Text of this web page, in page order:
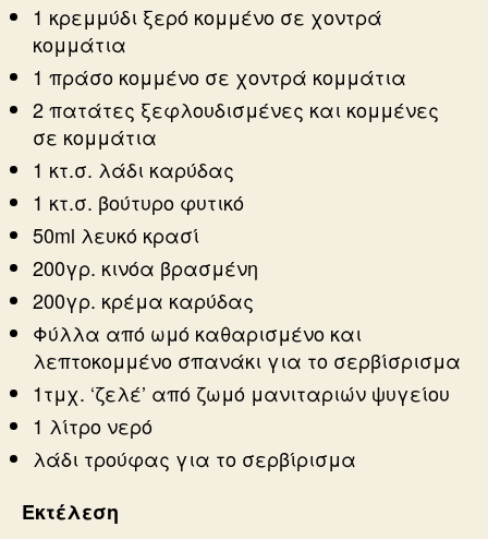
1 κρεμμύδι ξερό κομμένο σε χοντρά
κομμάτια
1 πράσο κομμένο σε χοντρά κομμάτια
2 πατάτες ξεφλουδισμένες και κομμένες
σε κομμάτια
1 κτ.σ. λάδι καρύδας
1 κτ.σ. βούτυρο φυτικό
50ml λευκό κρασί
200γρ. κινόα βρασμένη
200γρ. κρέμα καρύδας
Φύλλα από ωμό καθαρισμένο και
λεπτοκομμένο σπανάκι για το σερβίσρισμα
1τμχ. ‘ζελέ’ από ζωμό μανιταριών ψυγείου
1 λίτρο νερό
λάδι τρούφας για το σερβίρισμα
Εκτέλεση